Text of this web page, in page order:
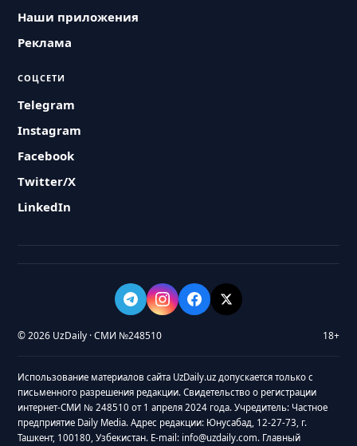
Наши приложения
Реклама
СОЦСЕТИ
Telegram
Instagram
Facebook
Twitter/X
LinkedIn
© 2026 UzDaily · СМИ №248510 18+
Использование материалов сайта UzDaily.uz допускается только с
письменного разрешения редакции. Свидетельство о регистрации
интернет-СМИ № 248510 от 1 апреля 2024 года. Учредитель: Частное
предприятие Daily Media. Адрес редакции: Юнусабад, 12-27-73, г.
Ташкент, 100180, Узбекистан. E-mail: info@uzdaily.com. Главный